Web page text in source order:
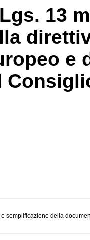
13
e
semplificazione della